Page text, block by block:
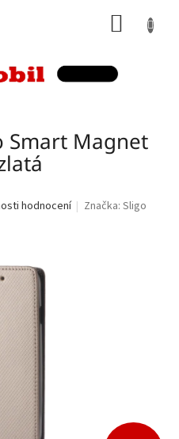
Smart Magnet
hodnocení Značka:Sligo